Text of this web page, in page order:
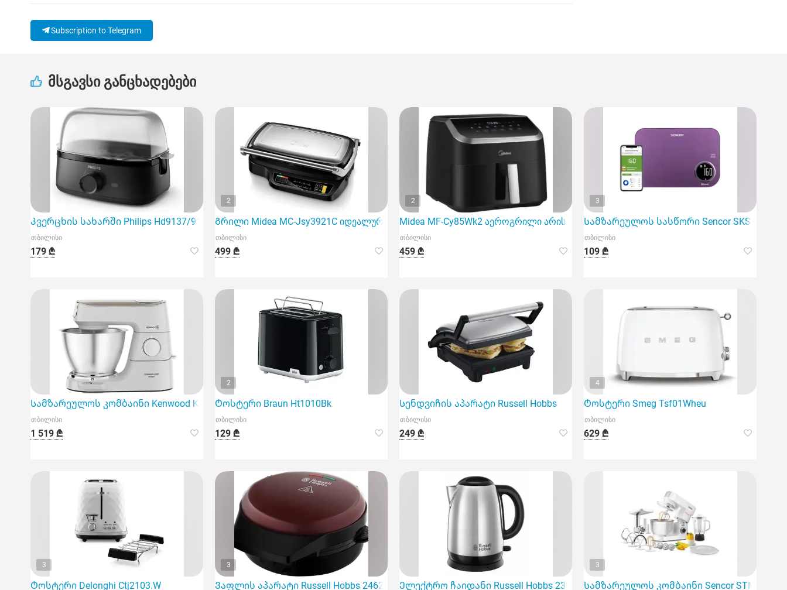
Subscription to Telegram
მსგავსი განცხადებები
Კვერცხის სახარში Philips Hd9137/91
თბილისი
179 ₾
2
Გრილი Midea MC-Jsy3921C იდეალურ ვარიანტს წარმოადგენს მათთვის, ვინც მოყვარულობს გემრიელი კერძების სწრ
თბილისი
499 ₾
2
Midea MF-Cy85Wk2 აეროგრილი არის ინოვაციური მოწყობილობა
თბილისი
459 ₾
3
Სამზარეულოს სასწორი Sencor SKS 7073Vt
თბილისი
109 ₾
Სამზარეულოს კომბაინი Kenwood Kvc65.001Wh
თბილისი
1 519 ₾
2
Ტოსტერი Braun Ht1010Bk
თბილისი
129 ₾
Სენდვიჩის აპარატი Russell Hobbs
თბილისი
249 ₾
4
Ტოსტერი Smeg Tsf01Wheu
თბილისი
629 ₾
3
Ტოსტერი Delonghi Ctj2103.W
3
Ვაფლის აპარატი Russell Hobbs 24620-56/RHᲔლექტრო ჩაიდანი Russell Hobbs 23912-70/RH Adventure Kettle B
3
Სამზარეულოს კომბაინი Sencor STM